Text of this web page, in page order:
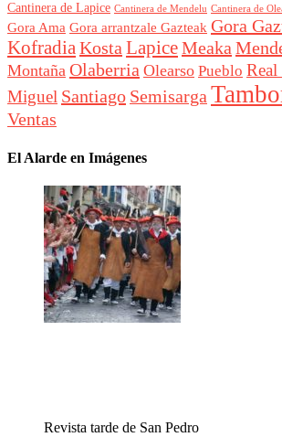
Cantinera de Lapice Cantinera de Mendelu Cantinera de
Gora Ama Gora arrantzale Gazteak Gora
KofradiaKostaLapiceMeaka
Montaña Olaberria Olearso Pueblo
Miguel Santiago Semisarga
Ventas
El Alarde en Imágenes
Revista tarde de San Pedro